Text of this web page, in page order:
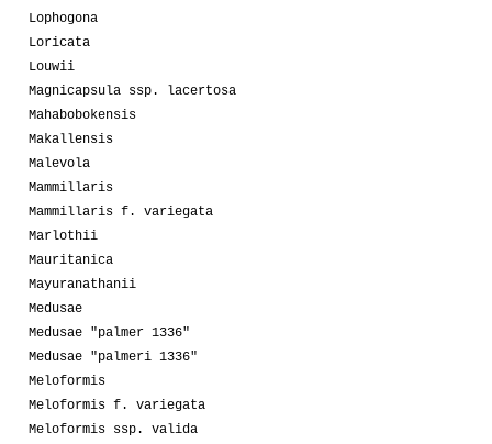
Lophogona
Loricata
Louwii
Magnicapsula ssp. lacertosa
Mahabobokensis
Makallensis
Malevola
Mammillaris
Mammillaris f. variegata
Marlothii
Mauritanica
Mayuranathanii
Medusae
Medusae "palmer 1336"
Medusae "palmeri 1336"
Meloformis
Meloformis f. variegata
Meloformis ssp. valida